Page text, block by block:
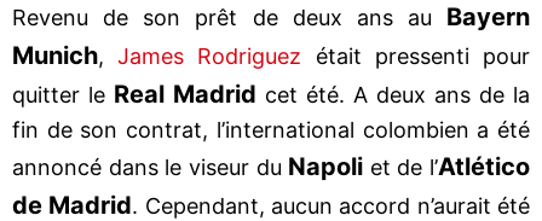
Revenu de son prêt de deux ans au Bayern
Munich,James Rodriguez était pressenti pour
quitter le Real Madrid cet été. A deux ans de la
fin de son contrat, l’international colombien a été
annoncé dans le viseur du Napoli et de l’Atlético
de Madrid. Cependant, aucun accord n’aurait été